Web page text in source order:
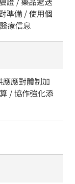
準備 / 使用個
療信息
應對體制加
/ 協作強化添